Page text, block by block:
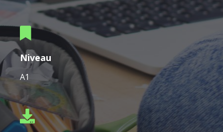
Niveau
A1